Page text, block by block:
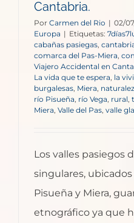
Cantabria.
Por Carmen del Rio | 02/
Europa | Etiquetas:
cabañas pasiegas
comarca del Pas-Miera,
Viajero Accidental en
La vida que te espera la
burgalesas Miera
río Pisueña río Vega rural
Miera Valle del Pas valle
Los valles pasiegos
singulares,
Pisueña y Miera,
etnográfico ya que